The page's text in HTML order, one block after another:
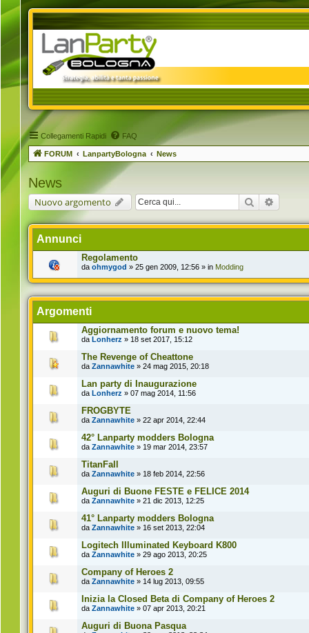
Collegamenti Rapidi FAQ
FORUM LanpartyBologna News
News
Nuovo argomento Cerca
Annunci
Regolamento
da ohmygod » 25 gen 2009, 12:56 » in Modding
Argomenti
Aggiornamento forum e nuovo tema!
da Lonherz » 18 set 2017, 15:12
The Revenge of Cheattone
da Zannawhite » 24 mag 2015, 20:18
Lan party di Inaugurazione
da Lonherz » 07 mag 2014, 11:56
FROGBYTE
da Zannawhite » 22 apr 2014, 22:44
42° Lanparty modders Bologna
da Zannawhite » 19 mar 2014, 23:57
TitanFall
da Zannawhite » 18 feb 2014, 22:56
Auguri di Buone FESTE e FELICE 2014
da Zannawhite » 21 dic 2013, 12:25
41° Lanparty modders Bologna
da Zannawhite » 16 set 2013, 22:04
Logitech Illuminated Keyboard K800
da Zannawhite » 29 ago 2013, 20:25
Company of Heroes 2
da Zannawhite » 14 lug 2013, 09:55
Inizia la Closed Beta di Company of Heroes 2
da Zannawhite » 07 apr 2013, 20:21
Auguri di Buona Pasqua